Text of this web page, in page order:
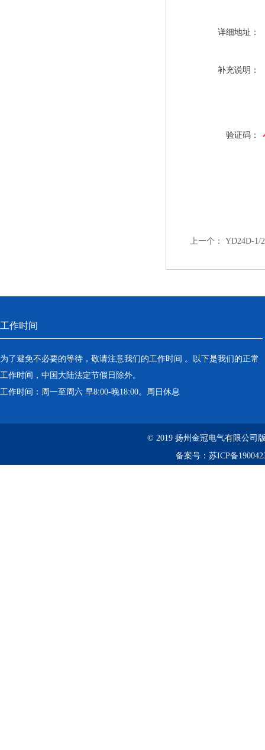
详细地址：
补充说明：
验证码：
上一个： YD24D-1/
工作时间
为了避免不必要的等待，敬请注意我们的工作时间 。以下是我们的正常
工作时间，中国大陆法定节假日除外。
工作时间：周一至周六 早8:00-晚18:00。周日休息
© 2019 扬州金冠电气有限公司
备案号： 苏ICP备